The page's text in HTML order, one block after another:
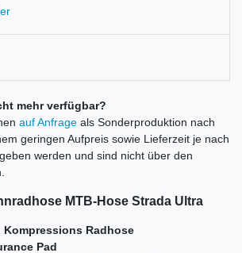
mehr verfügbar?
auf Anfrage als Sonderproduktion nach
geringen Aufpreis sowie Lieferzeit je nach
werden und sind nicht über den
MTB-Hose Strada Ultra
Kompressions Radhose
Pad